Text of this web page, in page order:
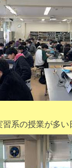
系の授業が多い